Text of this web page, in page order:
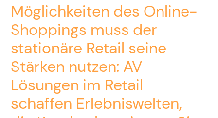
Möglichkeiten des Online-
Shoppings muss der
stationäre Retail seine
Stärken nutzen: AV
Lösungen im Retail
schaffen Erlebniswelten,